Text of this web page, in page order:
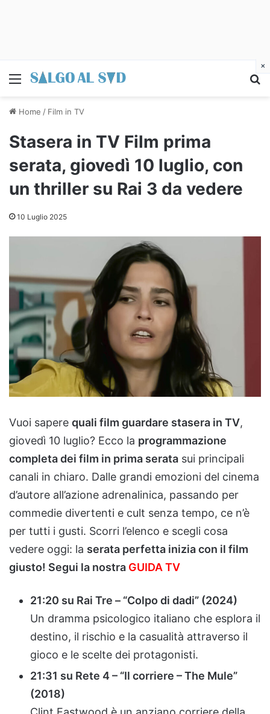
Menu
Home / Film in TV
Stasera in TV Film prima
serata, giovedì 10 luglio, con
un thriller su Rai 3 da vedere
10 Luglio 2025
Vuoi sapere quali film guardare stasera in TV,
giovedì 10 luglio? Ecco la programmazione
completa dei film in prima serata sui principali
canali in chiaro. Dalle grandi emozioni del cinema
d’autore all’azione adrenalinica, passando per
commedie divertenti e cult senza tempo, ce n’è
per tutti i gusti. Scorri l’elenco e scegli cosa
vedere oggi: la serata perfetta inizia con il film
giusto! Segui la nostra GUIDA TV
21:20 su Rai Tre – “Colpo di dadi” (2024)
Un dramma psicologico italiano che esplora il
destino, il rischio e la casualità attraverso il
gioco e le scelte dei protagonisti.
21:31 su Rete 4 – “Il corriere – The Mule”
(2018)
×